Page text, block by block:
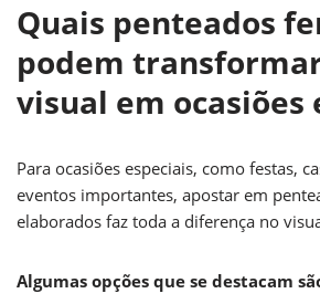
Quais penteados
podem
visual em ocasiões
Para ocasiões especiais, como festas,
eventos importantes, apostar em
elaborados faz toda a diferença no
Algumas opções que se destacam